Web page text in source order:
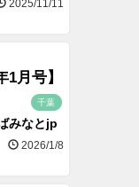
2025/11/11
月号】
千葉
みなとjp
2026/1/8